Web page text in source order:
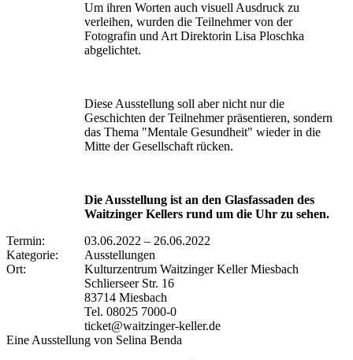
Um ihren Worten auch visuell Ausdruck zu
verleihen, wurden die Teilnehmer von der
Fotografin und Art Direktorin Lisa Ploschka
abgelichtet.
Diese Ausstellung soll aber nicht nur die
Geschichten der Teilnehmer präsentieren, sondern
das Thema "Mentale Gesundheit" wieder in die
Mitte der Gesellschaft rücken.
Die Ausstellung ist an den Glasfassaden des
Waitzinger Kellers rund um die Uhr zu sehen.
Termin:
03.06.2022 – 26.06.2022
Kategorie:
Ausstellungen
Ort:
Kulturzentrum Waitzinger Keller Miesbach
Schlierseer Str. 16
83714 Miesbach
Tel. 08025 7000-0
ticket@waitzinger-keller.de
Eine Ausstellung von Selina Benda